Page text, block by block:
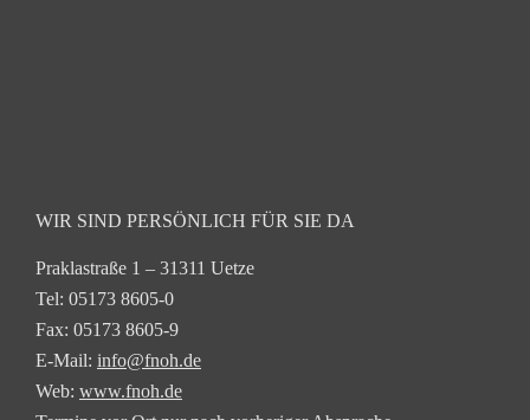
WIR SIND PERSÖNLICH FÜR SIE DA
Praklastraße 1 – 31311 Uetze
Tel: 05173 8605-0
Fax: 05173 8605-9
E-Mail: info@fnoh.de
Web: www.fnoh.de